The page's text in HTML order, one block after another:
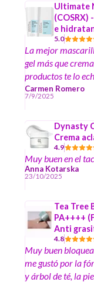
Ultimate
e
5.0
La mejor
gel más que
productos te lo
maravilla ☺️
Carmen Romero
7/9/2025
Dynasty
Crema
4.9
Muy buen en el
Anna Kotarska
23/10/2025
Tea Tree
PA++++
Anti
4.8
Muy buen
me gustó por la
y árbol de té, la